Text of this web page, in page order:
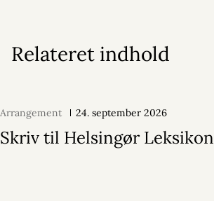
Relateret indhold
Arrangement 24. september 2026
Skriv til Helsingør Leksikon